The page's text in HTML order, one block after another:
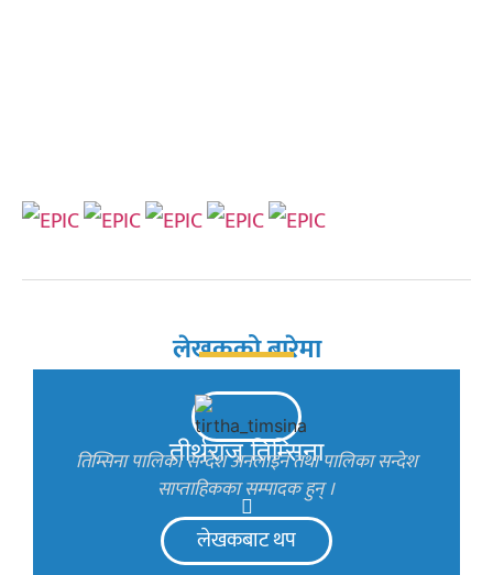
लेखकको बारेमा
तीर्थराज तिम्सिना
तिम्सिना पालिका सन्देश अनलाइन तथा पालिका सन्देश
साप्ताहिकका सम्पादक हुन् ।
लेखकबाट थप